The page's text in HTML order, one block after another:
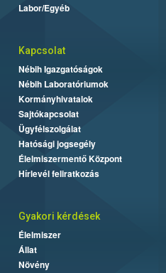
Labor/Egyéb
Kapcsolat
Nébih Igazgatóságok
Nébih Laboratóriumok
Kormányhivatalok
Sajtókapcsolat
Ügyfélszolgálat
Hatósági jogsegély
Élelmiszermentő Központ
Hírlevél feliratkozás
Gyakori kérdések
Élelmiszer
Állat
Növény